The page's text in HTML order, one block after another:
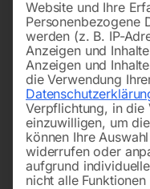
Website und Ihre
Personenbezogene
werden (z. B. IP-
Anzeigen und
Anzeigen und
die Verwendung
Verpflichtung, in die
einzuwilligen, um
können Ihre
widerrufen oder
aufgrund
nicht alle